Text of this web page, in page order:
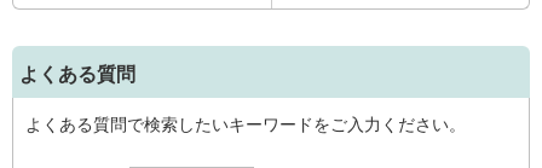
よくある質問
よくある質問で検索したいキーワードをご入力ください。